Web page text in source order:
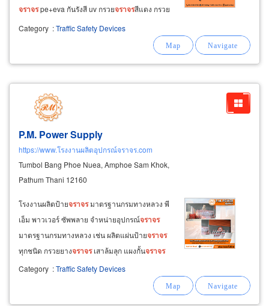
จราจรpe+eva กันรังสี uv กรวยจราจรสีแดง กรวย
จราจร สีเหลือง กรวยจราจร สีเขียว กรวย
สีม่วง ขนาด
Category :Traffic Safety Devices
P.M. Power Supply
https://www.โรงงานผลิตอุปกรณ์จราจร.com
Tumbol Bang Phoe Nuea, Amphoe Sam Khok,
Pathum Thani 12160
โรงงานผลิตป้ายจราจรมาตรฐานกรมทางหลวง พี
เอ็ม พาวเวอร์ ซัพพลาย จำหน่ายอุปกรณ์จราจร
มาตรฐานกรมทางหลวง เช่น ผลิตแผ่นป้ายจราจร
ทุกชนิด กรวยยางจราจรเสาล้มลุก แผงกั้นจราจร
แบริเออร์ กระจกโค้ง ป้ายไฟโซล่าเซลล์ ไฟกระพริบ
อุปกรณ์ความปลอดภัยงานก่อสร้างถนน ไฟกระพริบ
Category :Traffic Safety Devices